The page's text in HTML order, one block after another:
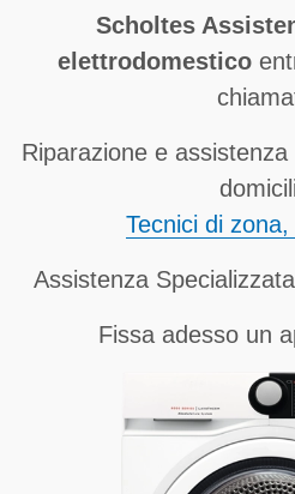
Scholtes
elettrodomestico
Riparazione e
Tecnici di
Assistenza
Fissa adesso un